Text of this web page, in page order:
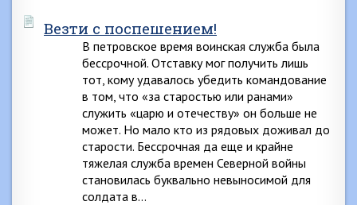
Везти с поспешением!
В петровское время воинская служба была
бессрочной. Отставку мог получить лишь
тот, кому удавалось убедить командование
в том, что «за старостью или ранами»
служить «царю и отечеству» он больше не
может. Но мало кто из рядовых доживал до
старости. Бессрочная да еще и крайне
тяжелая служба времен Северной войны
становилась буквально невыносимой для
солдата в…